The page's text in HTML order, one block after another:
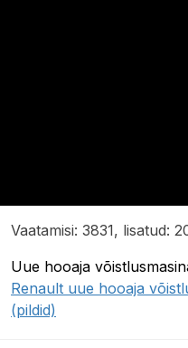
Vaatamisi: 3831, lisatud:
Uue hooaja
Renault uue hooaja
(pildid)